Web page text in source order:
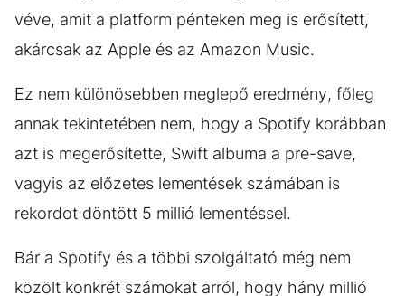
véve, amit a platform pénteken meg is erősített,
akárcsak az Apple és az Amazon Music.
Ez nem különösebben meglepő eredmény, főleg
annak tekintetében nem, hogy a Spotify korábban
azt is megerősítette, Swift albuma a pre-save,
vagyis az előzetes lementések számában is
rekordot döntött 5 millió lementéssel.
Bár a Spotify és a többi szolgáltató még nem
közölt konkrét számokat arról, hogy hány millió